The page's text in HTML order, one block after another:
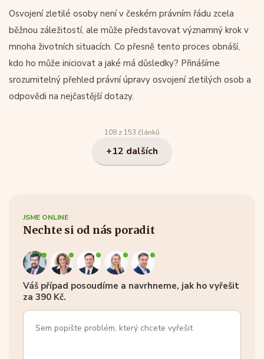
Osvojení zletilé osoby není v českém právním řádu zcela
běžnou záležitostí, ale může představovat významný krok v
mnoha životních situacích. Co přesně tento proces obnáší,
kdo ho může iniciovat a jaké má důsledky? Přinášíme
srozumitelný přehled právní úpravy osvojení zletilých osob a
odpovědi na nejčastější dotazy.
108 z 153 článků
+12 dalších
JSME ONLINE
Nechte si od nás poradit
Váš případ posoudíme a navrhneme, jak ho vyřešit
za 390 Kč.